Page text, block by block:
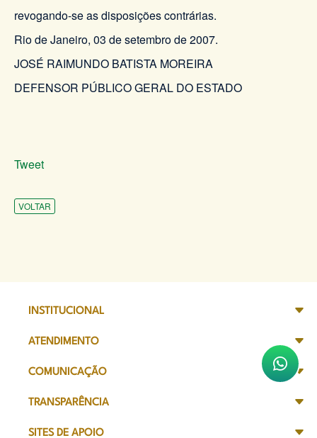
revogando-se as disposições contrárias.
Rio de Janeiro, 03 de setembro de 2007.
JOSÉ RAIMUNDO BATISTA MOREIRA
DEFENSOR PÚBLICO GERAL DO ESTADO
Tweet
VOLTAR
INSTITUCIONAL
ATENDIMENTO
COMUNICAÇÃO
TRANSPARÊNCIA
SITES DE APOIO